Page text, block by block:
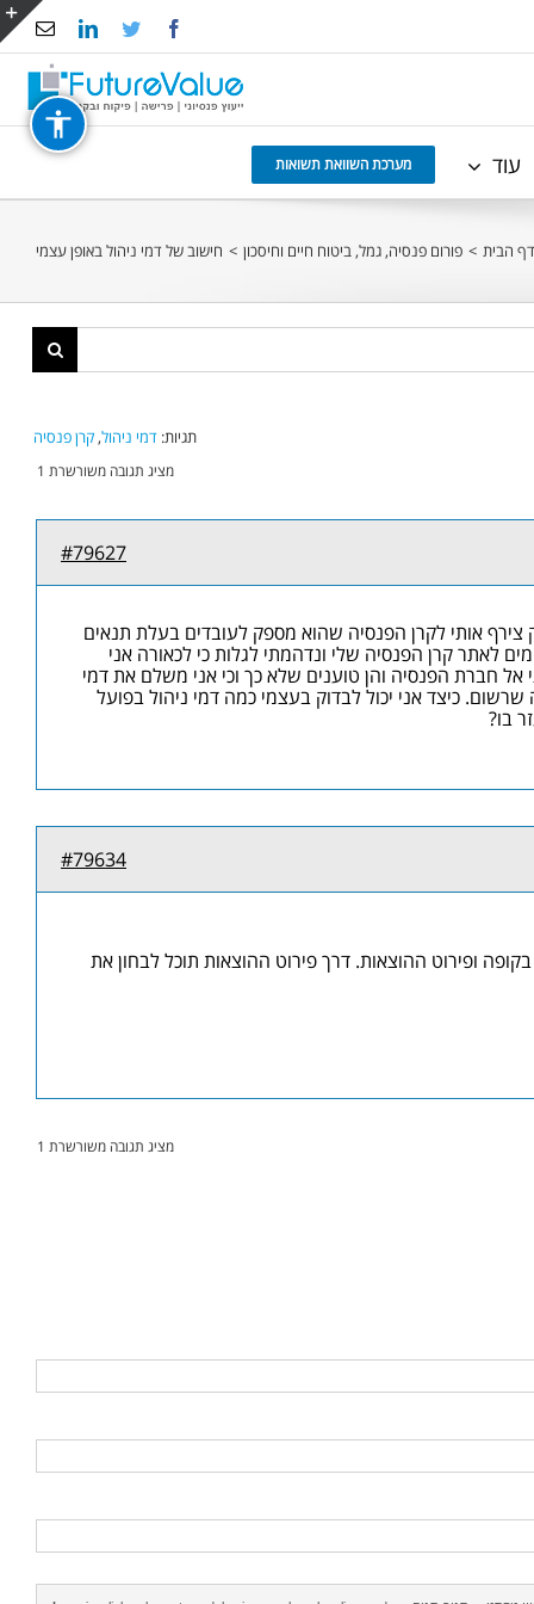
Facebook
Twitter
LinkedIn
עוד מערכת השוואת תשואות
דף הבית > פורום פנסיה, גמל, ביטוח חיים וחיסכון > חישוב של דמי ניהול באופן עצמי
תגיות: דמי ניהול,קרן פנסיה
מציג תגובה משורשרת 1
#79627
אותי לקרן הפנסיה שהוא מספק לעובדים בעלת תנאים
לאתר קרן הפנסיה שלי ונדהמתי לגלות כי לכאורה אני
חברת הפנסיה והן טוענים שלא כך וכי אני משלם את דמי
כיצד אני יכול לבדוק בעצמי כמה דמי ניהול בפועל
בו?
#79634
ופירוט ההוצאות. דרך פירוט ההוצאות תוכל לבחון את
מציג תגובה משורשרת 1